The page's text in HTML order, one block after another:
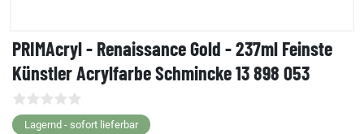
PRIMAcryl - Renaissance Gold - 237ml Feinste
Künstler Acrylfarbe Schmincke 13 898 053
Lagernd - sofort lieferbar